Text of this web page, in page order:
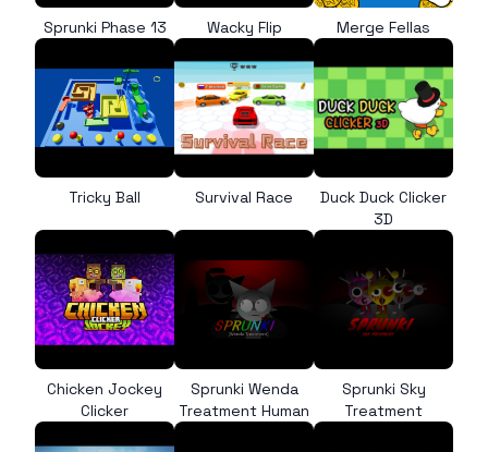
Sprunki Phase 13 Wacky Flip Merge Fellas
Tricky Ball Survival Race
Duck Duck Clicker
3D
Chicken Jockey
Clicker
Sprunki Wenda
Treatment Human
Sprunki Sky
Treatment